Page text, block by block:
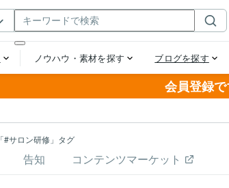
会員登録
「#サロン研修」タグ
告知 コンテンツマーケット